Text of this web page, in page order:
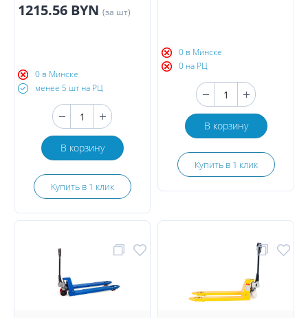
1215.56 BYN (за шт)
0 в Минске
менее 5 шт на РЦ
В корзину
Купить в 1 клик
0 в Минске
0 на РЦ
В корзину
Купить в 1 клик